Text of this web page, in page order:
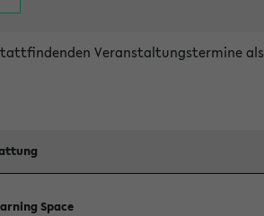
Veranstaltungstermine
Space